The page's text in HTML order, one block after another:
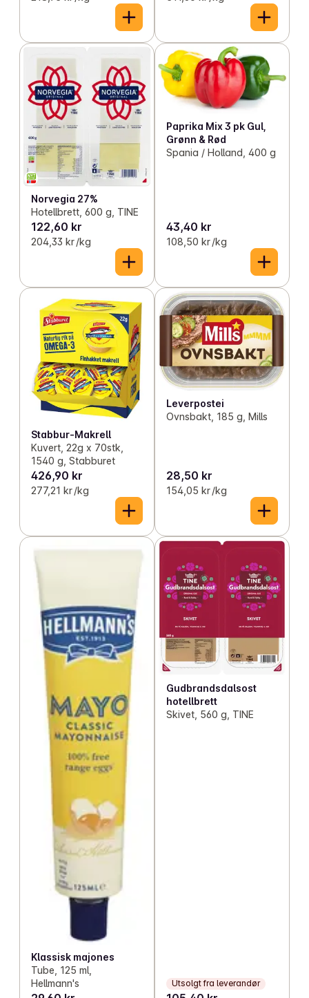
Norvegia 27%
Hotellbrett, 600 g, TINE
122,60 kr
204,33 kr /kg
Paprika Mix 3 pk Gul,
Grønn & Rød
Spania / Holland, 400 g
43,40 kr
108,50 kr /kg
Stabbur-Makrell
Kuvert, 22g x 70stk,
1540 g, Stabburet
426,90 kr
277,21 kr /kg
Leverpostei
Ovnsbakt, 185 g, Mills
28,50 kr
154,05 kr /kg
Klassisk majones
Tube, 125 ml,
Hellmann's
Gudbrandsdalsost
hotellbrett
Skivet, 560 g, TINE
Utsolgt fra leverandør